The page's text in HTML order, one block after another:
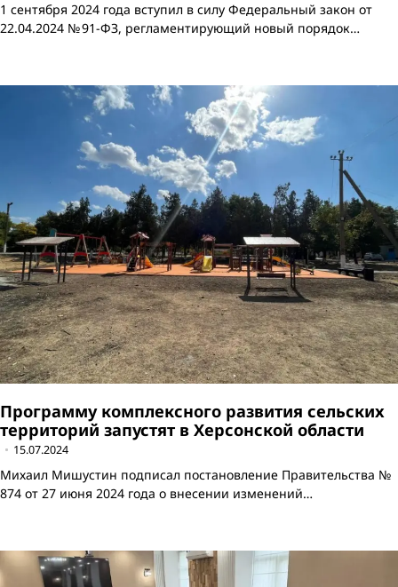
1 сентября 2024 года вступил в силу Федеральный закон от
22.04.2024 № 91-ФЗ, регламентирующий новый порядок…
Программу комплексного развития сельских
территорий запустят в Херсонской области
15.07.2024
Михаил Мишустин подписал постановление Правительства №
874 от 27 июня 2024 года о внесении изменений…